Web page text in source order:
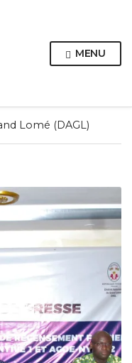
MENU
Lomé (DAGL)